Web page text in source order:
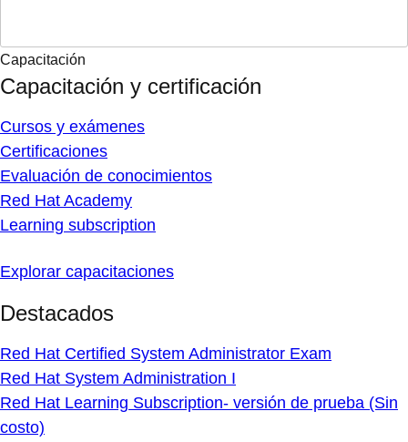
Capacitación
Capacitación y certificación
Cursos y exámenes
Certificaciones
Evaluación de conocimientos
Red Hat Academy
Learning subscription
Explorar capacitaciones
Destacados
Red Hat Certified System Administrator Exam
Red Hat System Administration I
Red Hat Learning Subscription- versión de prueba (Sin
costo)